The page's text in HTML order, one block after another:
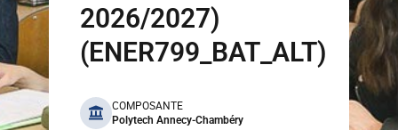
2026/2027)
(ENER799_BAT_ALT)
benefits
COMPOSANTE
Polytech Annecy-Chambéry